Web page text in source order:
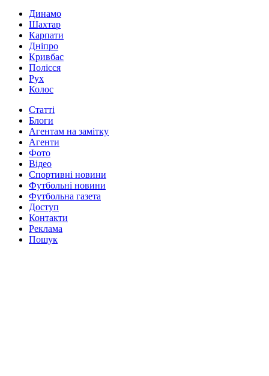
Динамо
Шахтар
Карпати
Дніпро
Кривбас
Полісся
Рух
Колос
Статті
Блоги
Агентам на замітку
Агенти
Фото
Відео
Спортивні новини
Футбольні новини
Футбольна газета
Доступ
Контакти
Реклама
Пошук